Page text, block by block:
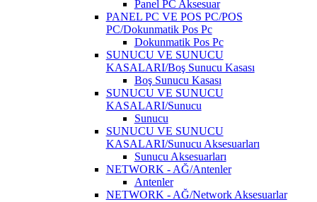
Panel PC Aksesuar
PANEL PC VE POS PC/POS
PC/Dokunmatik Pos Pc
Dokunmatik Pos Pc
SUNUCU VE SUNUCU
KASALARI/Boş Sunucu Kasası
Boş Sunucu Kasası
SUNUCU VE SUNUCU
KASALARI/Sunucu
Sunucu
SUNUCU VE SUNUCU
KASALARI/Sunucu Aksesuarları
Sunucu Aksesuarları
NETWORK - AĞ/Antenler
Antenler
NETWORK - AĞ/Network Aksesuarlar